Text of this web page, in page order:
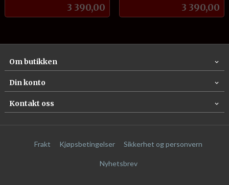
Pris
3 390,00 Pris
3 390,00
Om butikken
Din konto
Kontakt oss
Frakt Kjøpsbetingelser Sikkerhet og personvern
Nyhetsbrev